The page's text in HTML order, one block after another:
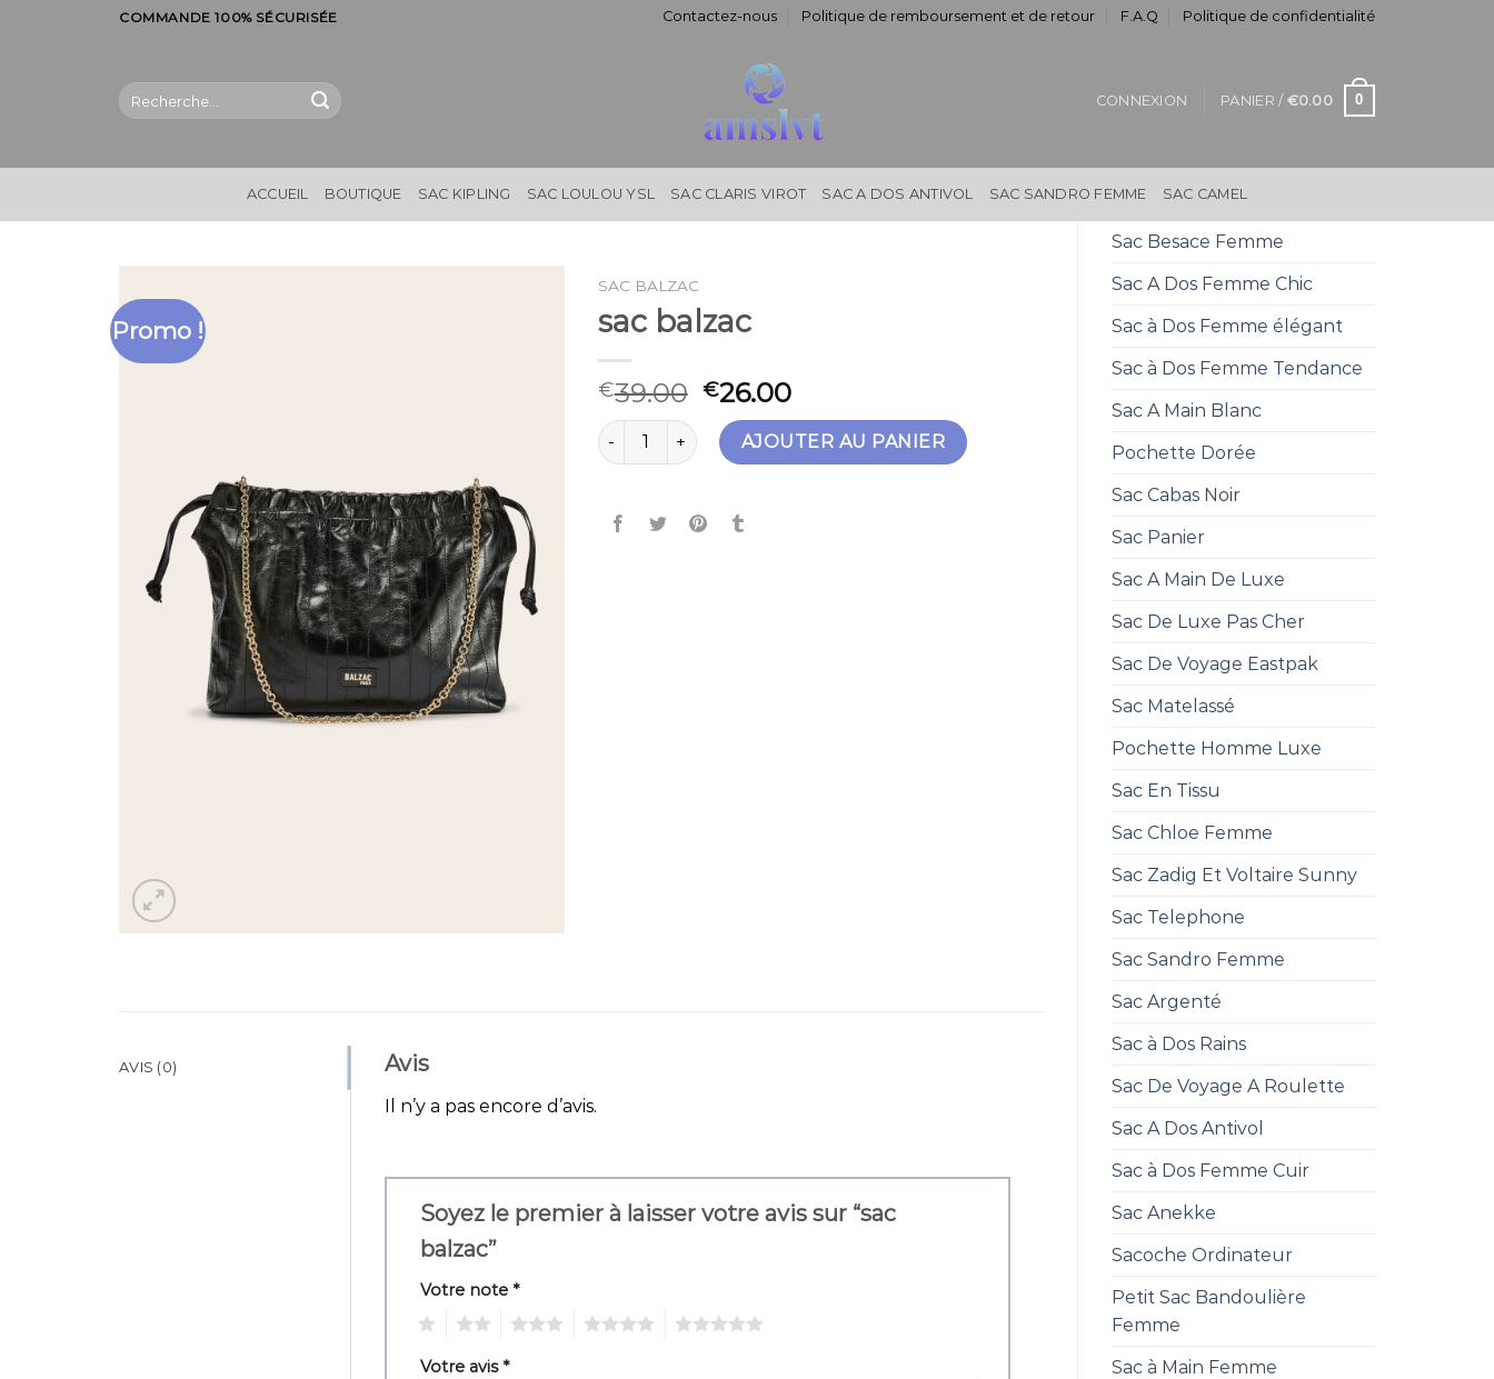
COMMANDE 100% SÉCURISÉE Contactez-nous Politique de remboursement et de retour F.A.Q Politique de confidentialité
Recherche
pour :
CONNEXION PANIER / €0.00 0
ACCUEIL BOUTIQUE SAC KIPLING SAC LOULOU YSL SAC CLARIS VIROT SAC A DOS ANTIVOL SAC SANDRO FEMME SAC CAMEL
Sac Besace Femme
Sac A Dos Femme Chic
Sac à Dos Femme élégant
Sac à Dos Femme Tendance
Sac A Main Blanc
Pochette Dorée
Sac Cabas Noir
Sac Panier
Sac A Main De Luxe
Sac De Luxe Pas Cher
Sac De Voyage Eastpak
Sac Matelassé
Pochette Homme Luxe
Sac En Tissu
Sac Chloe Femme
Sac Zadig Et Voltaire Sunny
Sac Telephone
Sac Sandro Femme
Sac Argenté
Sac à Dos Rains
Sac De Voyage A Roulette
Sac A Dos Antivol
Sac à Dos Femme Cuir
Sac Anekke
Sacoche Ordinateur
Petit Sac Bandoulière
Femme
Sac à Main Femme
Promo !
SAC BALZAC
sac balzac
€39.00 €26.00
quantité de sac balzacAJOUTER AU PANIER
AVIS (0) Avis
Il n’y a pas encore d’avis.
Soyez le premier à laisser votre avis sur “sac
balzac”
Votre note *
Votre avis*